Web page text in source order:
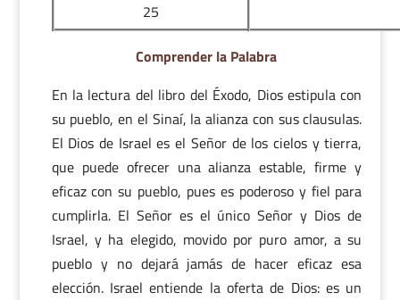
25
Comprender la Palabra
En la lectura del libro del Éxodo, Dios estipula con
su pueblo, en el Sinaí, la alianza con sus clausulas.
El Dios de Israel es el Señor de los cielos y tierra,
que puede ofrecer una alianza estable, firme y
eficaz con su pueblo, pues es poderoso y fiel para
cumplirla. El Señor es el único Señor y Dios de
Israel, y ha elegido, movido por puro amor, a su
pueblo y no dejará jamás de hacer eficaz esa
elección. Israel entiende la oferta de Dios: es un